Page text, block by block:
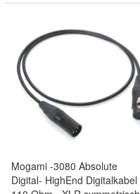
Mogami -3080 Absolute
Digital- HighEnd Digitalkabel